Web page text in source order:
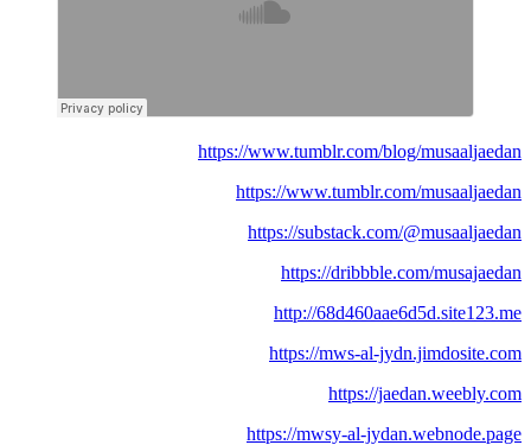
https://www.tumblr.com/blog/musaaljaedan
https://www.tumblr.com/musaaljaedan
https://substack.com/@musaaljaedan
https://dribbble.com/musajaedan
http://68d460aae6d5d.site123.me
https://mws-al-jydn.jimdosite.com
https://jaedan.weebly.com
https://mwsy-al-jydan.webnode.page